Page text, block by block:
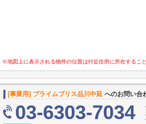
※地図上に表示される物件の位置は付近住所に所在するこ
[事業用] プライムブリス品川中延 へのお問い合
03-6303-7034